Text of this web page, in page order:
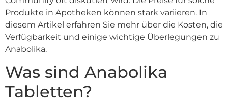
Produkte in Apotheken können stark variieren. In
diesem Artikel erfahren Sie mehr über die Kosten, die
Verfügbarkeit und einige wichtige Überlegungen zu
Anabolika.
Was sind Anabolika
Tabletten?